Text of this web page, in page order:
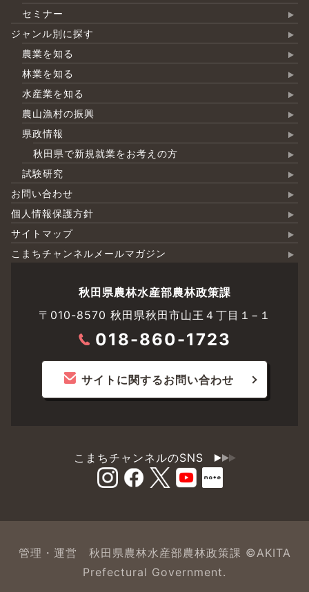
セミナー
ジャンル別に探す
農業を知る
林業を知る
水産業を知る
農山漁村の振興
県政情報
秋田県で新規就業をお考えの方
試験研究
お問い合わせ
個人情報保護方針
サイトマップ
こまちチャンネルメールマガジン
秋田県農林水産部農林政策課
〒010-8570 秋田県秋田市山王４丁目１−１
018-860-1723
サイトに関するお問い合わせ
こまちチャンネルのSNS
管理・運営 秋田県農林水産部農林政策課 ©AKITA
Prefectural Government.